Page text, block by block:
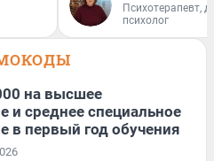
Психотерапевт,
психолог
на высшее
и среднее специальное
в первый год обучения